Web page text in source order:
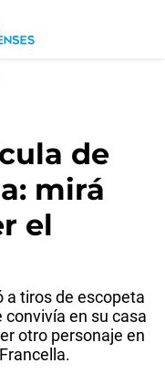
de
mirá
el
a tiros de escopeta
en su casa
otro personaje en